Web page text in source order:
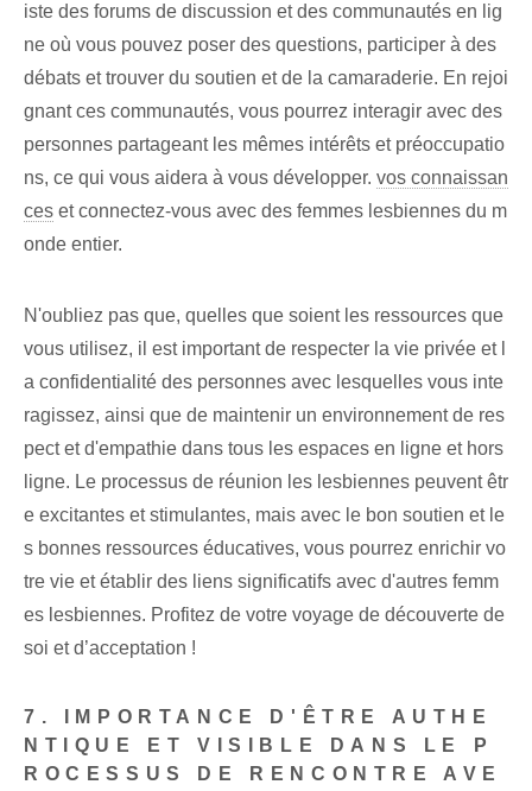
iste des forums de discussion et des communautés en lig
ne où vous pouvez poser des questions, participer à des
débats et trouver du soutien et de la camaraderie. En rejoi
gnant ces communautés, vous pourrez interagir avec des
personnes partageant les mêmes intérêts et préoccupatio
ns, ce qui vous aidera à vous développer. vos connaissan
ces et connectez-vous avec des femmes lesbiennes du m
onde entier.
N'oubliez pas que, quelles que soient les ressources que
vous utilisez, il est important de respecter la vie privée et l
a confidentialité des personnes avec lesquelles vous inte
ragissez, ainsi que de maintenir un environnement de res
pect et d'empathie dans tous les espaces en ligne et hors
ligne.⁢ Le processus de réunion les lesbiennes⁣ peuvent êtr
e ⁢excitantes et stimulantes, mais avec⁤ le ‌bon soutien et le
s bonnes ressources éducatives, vous pourrez enrichir vo
tre vie et⁢ établir des liens significatifs avec⁣ d'autres femm
es lesbiennes. Profitez de votre voyage de découverte de
soi et d’acceptation !
7. IMPORTANCE D'ÊTRE AUTHE
NTIQUE ET VISIBLE DANS LE P
ROCESSUS DE RENCONTRE AVE